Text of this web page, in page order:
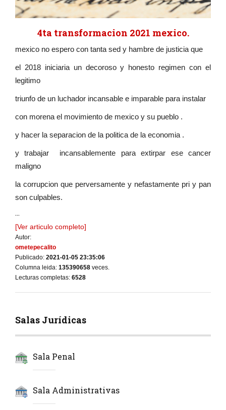
4ta transformacion 2021 mexico.
mexico no espero con tanta sed y hambre de justicia que
el 2018 iniciaria un decoroso y honesto regimen con el
legitimo
triunfo de un luchador incansable e imparable para instalar
con morena el movimiento de mexico y su pueblo .
y hacer la separacion de la politica de la economia .
y trabajar incansablemente para extirpar ese cancer
maligno
la corrupcion que perversamente y nefastamente pri y pan
son culpables.
...
[Ver articulo completo]
Autor:
ometepecalito
Publicado: 2021-01-05 23:35:06
Columna leida: 135390658 veces.
Lecturas completas: 6528
Salas Jurídicas
Sala Penal
Sala Administrativas